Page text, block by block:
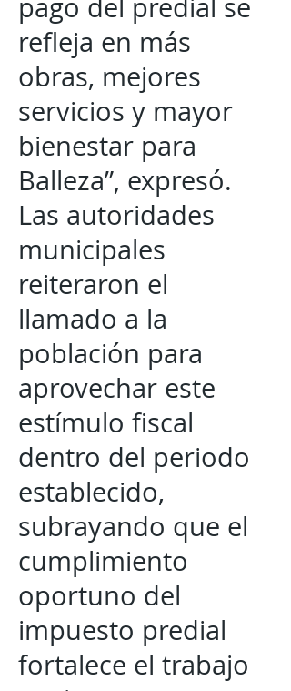
pago del predial se
refleja en más
obras, mejores
servicios y mayor
bienestar para
Balleza”, expresó.
Las autoridades
municipales
reiteraron el
llamado a la
población para
aprovechar este
estímulo fiscal
dentro del periodo
establecido,
subrayando que el
cumplimiento
oportuno del
impuesto predial
fortalece el trabajo